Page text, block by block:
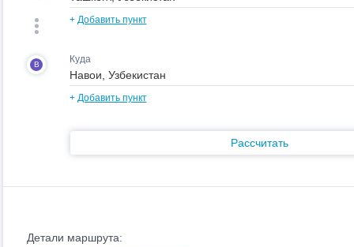
+ Добавить пункт
B Куда
+ Добавить пункт
Рассчитать
Детали маршрута: